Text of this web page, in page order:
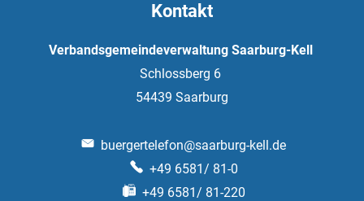
Kontakt
Verbandsgemeindeverwaltung Saarburg-Kell
Schlossberg 6
54439 Saarburg
buergertelefon@saarburg-kell.de
+49 6581/ 81-0
+49 6581/ 81-220